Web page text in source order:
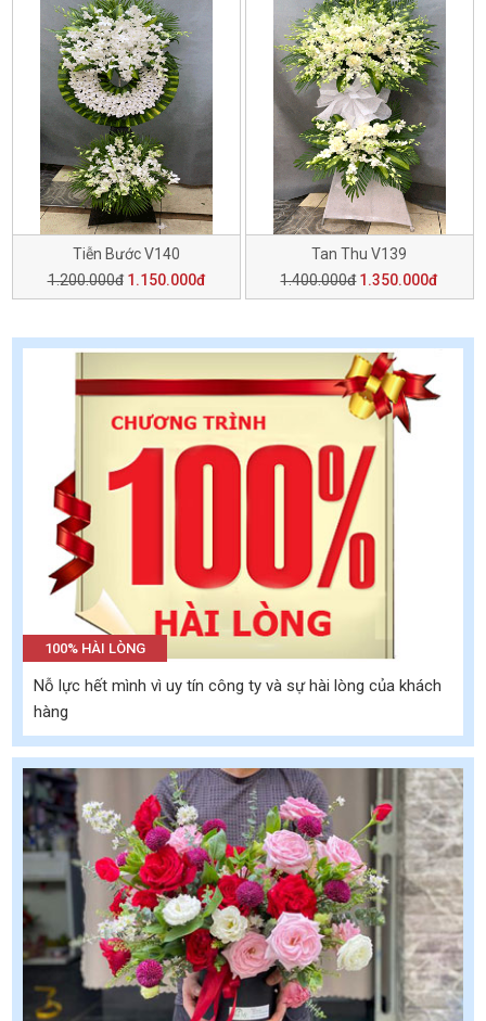
Tiễn Bước V140
1.200.000đ 1.150.000đ
Tan Thu V139
1.400.000đ 1.350.000đ
100% HÀI LÒNG
Nỗ lực hết mình vì uy tín công ty và sự hài lòng của khách
hàng